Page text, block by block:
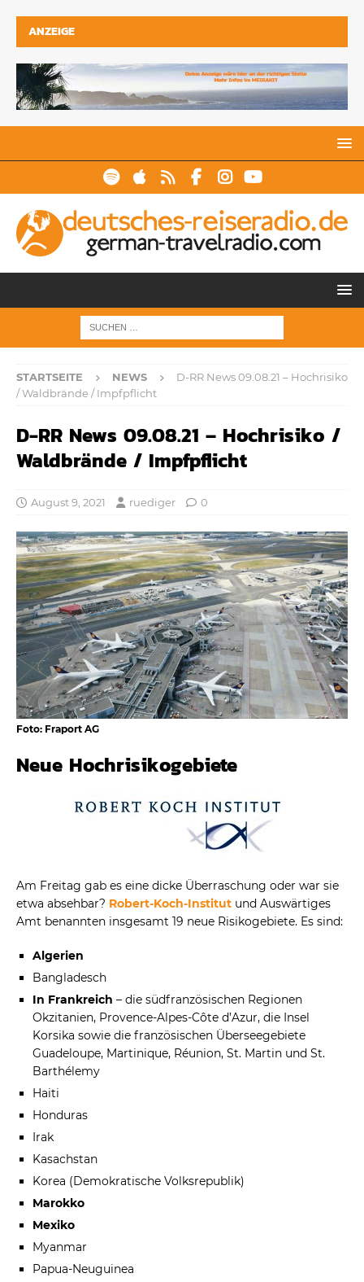
ANZEIGE
STARTSEITE NEWS
D-RR News 09.08.21 – Hochrisiko
/ Waldbrände / Impfpflicht
D-RR News 09.08.21 – Hochrisiko /
Waldbrände / Impfpflicht
August 9, 2021 ruediger 0
Foto: Fraport AG
Neue Hochrisikogebiete
Am Freitag gab es eine dicke Überraschung oder war sie
etwa absehbar? Robert-Koch-Institut und Auswärtiges
Amt benannten insgesamt 19 neue Risikogebiete. Es sind:
Algerien
Bangladesch
In Frankreich – die südfranzösischen Regionen
Okzitanien, Provence-Alpes-Côte d’Azur, die Insel
Korsika sowie die französischen Überseegebiete
Guadeloupe, Martinique, Réunion, St. Martin und St.
Barthélemy
Haiti
Honduras
Irak
Kasachstan
Korea (Demokratische Volksrepublik)
Marokko
Mexiko
Myanmar
Papua-Neuguinea